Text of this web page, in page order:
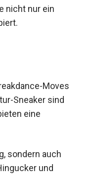
nicht nur ein
Miniatur-
und
sondern auch
und